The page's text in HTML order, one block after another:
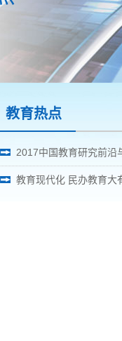
教育热点
2017中国教育研究前沿
教育现代化 民办教育大